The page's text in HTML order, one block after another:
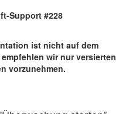
ist nicht auf dem
wir nur versierten
vorzunehmen.